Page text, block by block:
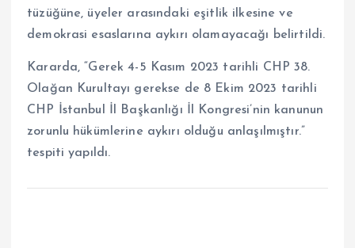
tüzüğüne, üyeler arasındaki eşitlik ilkesine ve
demokrasi esaslarına aykırı olamayacağı belirtildi.
Kararda, “Gerek 4-5 Kasım 2023 tarihli CHP 38.
Olağan Kurultayı gerekse de 8 Ekim 2023 tarihli
CHP İstanbul İl Başkanlığı İl Kongresi’nin kanunun
zorunlu hükümlerine aykırı olduğu anlaşılmıştır.”
tespiti yapıldı.